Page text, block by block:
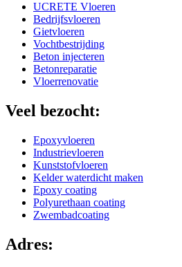
UCRETE Vloeren
Bedrijfsvloeren
Gietvloeren
Vochtbestrijding
Beton injecteren
Betonreparatie
Vloerrenovatie
Veel bezocht:
Epoxyvloeren
Industrievloeren
Kunststofvloeren
Kelder waterdicht maken
Epoxy coating
Polyurethaan coating
Zwembadcoating
Adres: